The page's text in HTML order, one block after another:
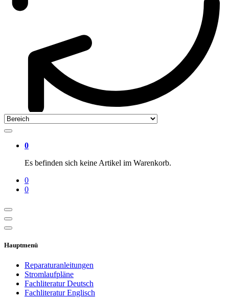
0
Es befinden sich keine Artikel im Warenkorb.
0
0
Hauptmenü
Reparaturanleitungen
Stromlaufpläne
Fachliteratur Deutsch
Fachliteratur Englisch